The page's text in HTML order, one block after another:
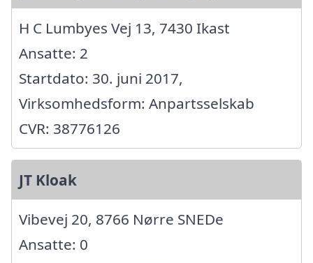
H C Lumbyes Vej 13, 7430 Ikast
Ansatte: 2
Startdato: 30. juni 2017,
Virksomhedsform: Anpartsselskab
CVR: 38776126
JT Kloak
Vibevej 20, 8766 Nørre SNEDe
Ansatte: 0